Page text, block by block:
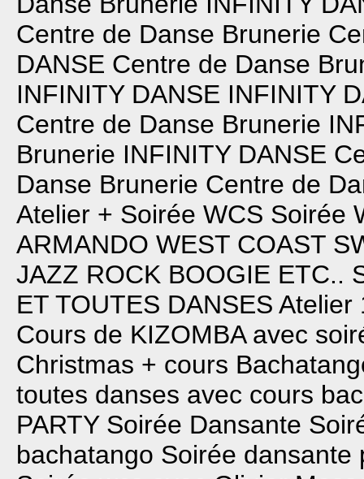
Centre de Danse Brunerie
DANSE Centre de Danse
INFINITY DANSE INFINITY
Centre de Danse Brunerie
Brunerie INFINITY DANSE
Danse Brunerie Centre de
Atelier + Soirée WCS Soirée
ARMANDO WEST COAST
JAZZ ROCK BOOGIE ETC..
ET TOUTES DANSES Atelier
Cours de KIZOMBA avec
Christmas + cours
toutes danses avec cours
PARTY Soirée Dansante
bachatango Soirée dansante